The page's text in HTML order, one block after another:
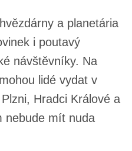
a planetária
i poutavý
návštěvníky. Na
lidé vydat v
Hradci Králové a
nebude mít nuda